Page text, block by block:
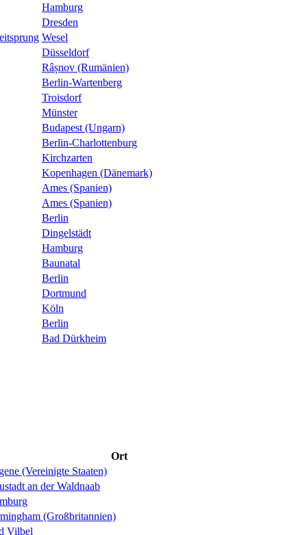
Hamburg
Dresden
Wesel
Düsseldorf
Râșnov (Rumänien)
Berlin-Wartenberg
Troisdorf
Münster
Budapest (Ungarn)
Berlin-Charlottenburg
Kirchzarten
Kopenhagen (Dänemark)
Ames (Spanien)
Ames (Spanien)
Berlin
Dingelstädt
Hamburg
Baunatal
Berlin
Dortmund
Köln
Berlin
Bad Dürkheim
Ort
(Vereinigte Staaten)
an der Waldnaab
(Großbritannien)
Vilbel